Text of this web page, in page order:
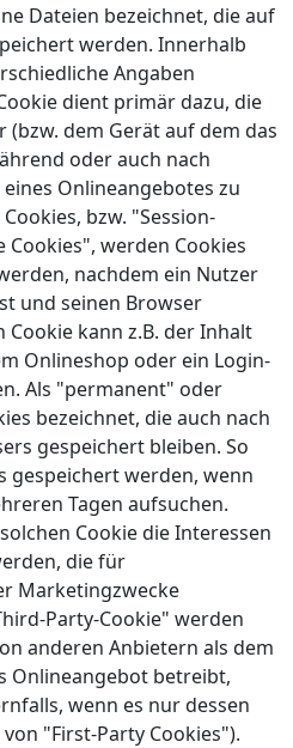
Dateien bezeichnet, die auf
werden. Innerhalb
Angaben
dient primär dazu, die
(bzw. dem Gerät auf dem das
oder auch nach
Onlineangebotes zu
bzw. "Session-
werden Cookies
nachdem ein Nutzer
und seinen Browser
kann z.B. der Inhalt
Onlineshop oder ein Login-
Als "permanent" oder
bezeichnet, die auch nach
gespeichert bleiben. So
gespeichert werden, wenn
Tagen aufsuchen.
Cookie die Interessen
die für
Marketingzwecke
Party-Cookie" werden
anderen Anbietern als dem
Onlineangebot betreibt,
wenn es nur dessen
"First-Party Cookies").